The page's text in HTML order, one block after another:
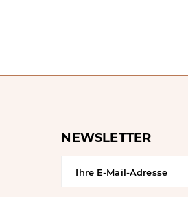
NEWSLETTER